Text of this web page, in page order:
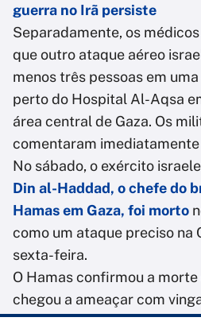
guerra no Irã persiste
Separadamente, os
que outro ataque aéreo
menos três pessoas em
perto do Hospital Al-Aqsa
área central de Gaza. Os
comentaram
No sábado, o exército
Din al-Haddad, o chefe do
Hamas em Gaza, foi morto
como um ataque preciso na
sexta-feira.
O Hamas confirmou a
chegou a ameaçar com